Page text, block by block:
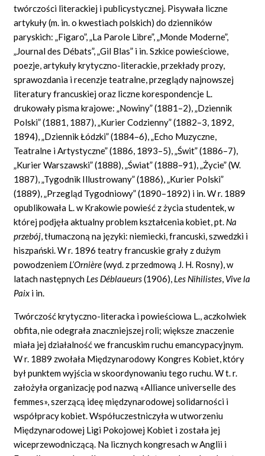
twórczości literackiej i publicystycznej. Pisywała liczne
artykuły (m. in.o kwestiach polskich) do dzienników
paryskich: „Figaro”, „La Parole Libre”,„Monde Moderne”,
„Journaldes Débats”,„Gil Blas” i in.Szkice powieściowe,
poezje, artykuły krytyczno-literackie, przekłady prozy,
sprawozdania i recenzje teatralne, przeglądy najnowszej
literatury francuskiej oraz liczne korespondencje L.
drukowały pisma krajowe: „Nowiny” (1881–2), „Dziennik
Polski” (1881, 1887), „Kurier Codzienny” (1882–3, 1892,
1894), „Dziennik Łódzki” (1884–6), „Echo Muzyczne,
Teatralne i Artystyczne” (1886, 1893–5), „Świt” (1886–7),
„Kurier Warszawski” (1888), „Świat” (1888–91), „Życie” (W.
1887), „Tygodnik Illustrowany” (1886), „Kurier Polski”
(1889), „Przegląd Tygodniowy” (1890–1892) i in.W r. 1889
opublikowała L. w Krakowie powieść z życia studentek, w
której podjęła aktualny problem kształcenia kobiet, pt. Na
przebój,tłumaczoną na języki: niemiecki, francuski, szwedzki i
hiszpański. W r. 1896 teatry francuskie grały z dużym
powodzeniem L’Ornière(wyd. z przedmową J. H. Rosny), w
latach następnych Les Déblaueurs(1906), Les Nihilistes, Vive la
Paix i in.
Twórczość krytyczno-literacka i powieściowa L., aczkolwiek
obfita, nie odegrała znaczniejszej roli; większe znaczenie
miała jej działalność we francuskim ruchu emancypacyjnym.
W r. 1889 zwołała Międzynarodowy Kongres Kobiet, który
był punktem wyjścia w skoordynowaniu tego ruchu. W t. r.
założyła organizację pod nazwą «Alliance universelle des
femmes»,szerzącą ideę międzynarodowej solidarności i
współpracy kobiet. Współuczestniczyła w utworzeniu
Międzynarodowej Ligi Pokojowej Kobiet i została jej
wiceprzewodniczącą. Na licznych kongresach w Anglii i